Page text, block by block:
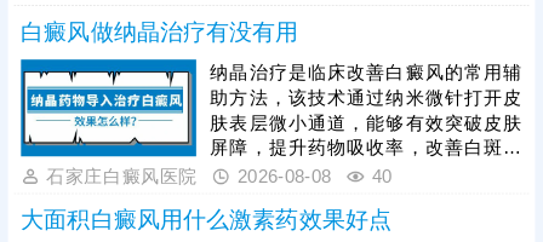
转。照光期间需要定期复查，评估疗
效，分析病情变化特征，适当的对治
疗方案进行调整，使治疗持续贴合病
情，循序渐进消灭白斑。
白癜风做纳晶治疗有没有用
纳晶治疗是临床改善白癜风的常用辅
助方法，该技术通过纳米微针打开皮
肤表层微小通道，能够有效突破皮肤
屏障，提升药物吸收率，改善白斑部
位的微循环，纳晶治疗并非适用于所
据自身病情、肤质及白斑类型对症开
石家庄白癜风医院 2026-08-08 40
大面积白癜风用什么激素药效果好点